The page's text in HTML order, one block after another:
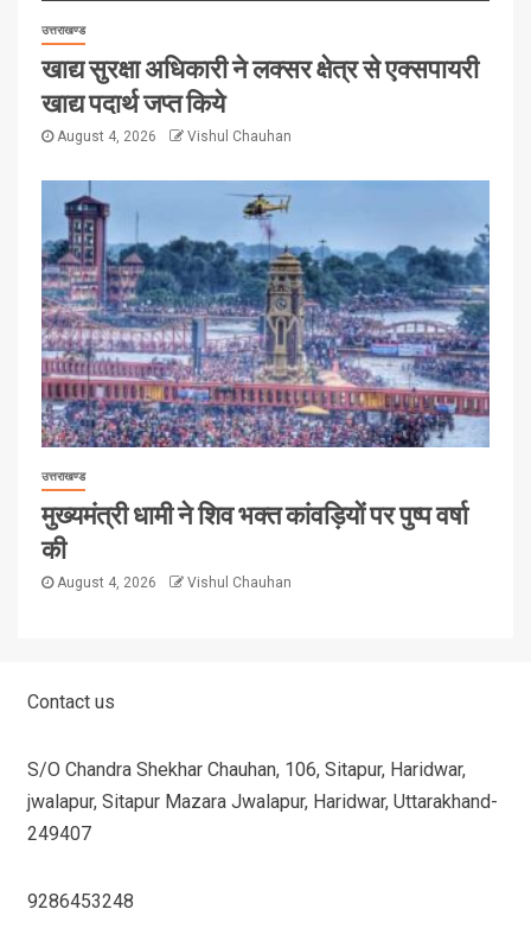
उत्तराखण्ड
खाद्य सुरक्षा अधिकारी ने लक्सर क्षेत्र से एक्सपायरी
खाद्य पदार्थ जप्त किये
August 4, 2026 Vishul Chauhan
उत्तराखण्ड
मुख्यमंत्री धामी ने शिव भक्त कांवड़ियों पर पुष्प वर्षा
की
August 4, 2026 Vishul Chauhan
Contact us
S/O Chandra Shekhar Chauhan, 106, Sitapur, Haridwar,
jwalapur, Sitapur Mazara Jwalapur, Haridwar, Uttarakhand-
249407
9286453248